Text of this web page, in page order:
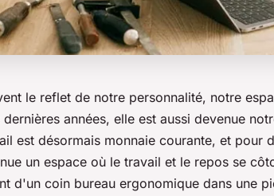
le reflet de notre personnalité, notre
années, elle est aussi devenue
est désormais monnaie courante, et pour
un espace où le travail et le repos se
d'un coin bureau ergonomique dans une